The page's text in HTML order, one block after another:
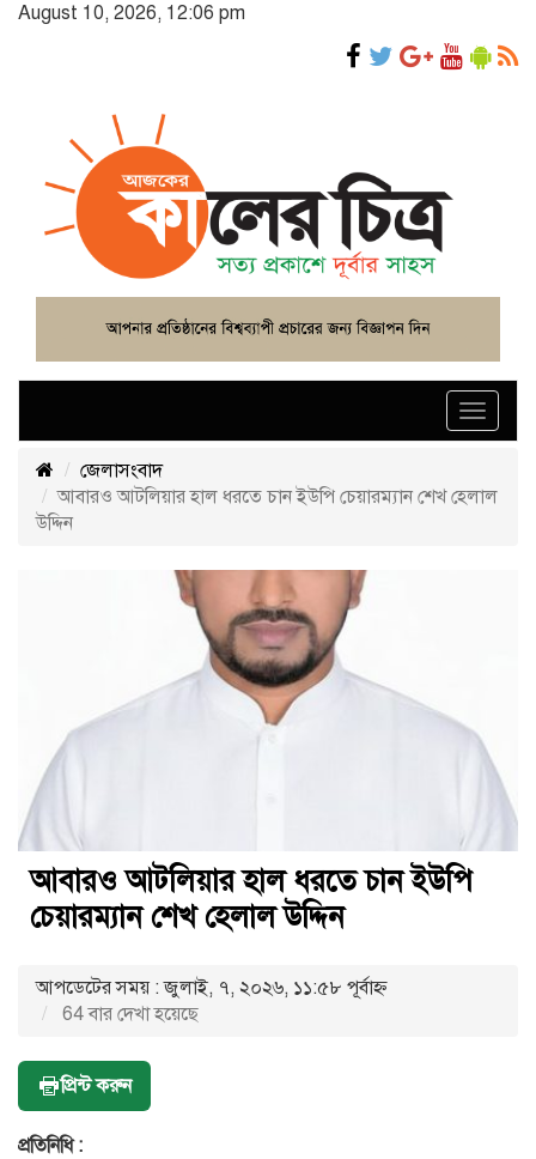
August 10, 2026, 12:06 pm
Toggle
জেলাসংবাদ
আবারও আটলিয়ার হাল ধরতে চান ইউপি চেয়ারম্যান শেখ হেলাল
উদ্দিন
আবারও আটলিয়ার হাল ধরতে চান ইউপি
চেয়ারম্যান শেখ হেলাল উদ্দিন
আপডেটের সময় : জুলাই, ৭, ২০২৬, ১১:৫৮ পূর্বাহ্ণ
64 বার দেখা হয়েছে
প্রিন্ট করুন
প্রতিনিধি :